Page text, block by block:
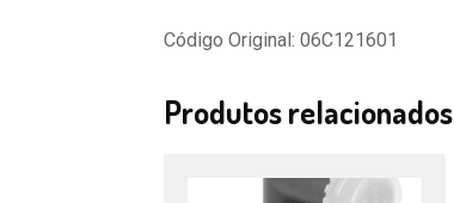
Código Original: 06C121601
Produtos relacionados